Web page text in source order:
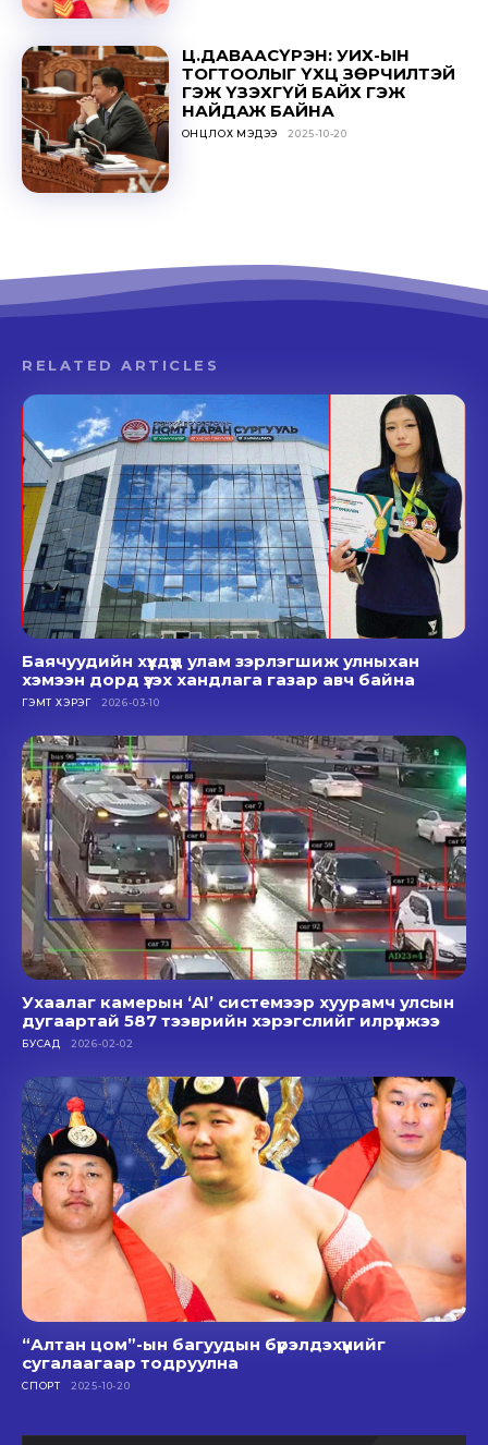
Ц.ДАВААСҮРЭН: УИХ-ЫН
ТОГТООЛЫГ ҮХЦ ЗӨРЧИЛТЭЙ
ГЭЖ ҮЗЭХГҮЙ БАЙХ ГЭЖ
НАЙДАЖ БАЙНА
ОНЦЛОХ МЭДЭЭ 2025-10-20
RELATED ARTICLES
Баячуудийн хүүхдүүд улам зэрлэгшиж улныхан
хэмээн дорд үзэх хандлага газар авч байна
ГЭМТ ХЭРЭГ 2026-03-10
Ухаалаг камерын ‘AI’ системээр хуурамч улсын
дугаартай 587 тээврийн хэрэгслийг илрүүлжээ
БУСАД 2026-02-02
“Алтан цом”-ын багуудын бүрэлдэхүүнийг
сугалаагаар тодруулна
СПОРТ 2025-10-20